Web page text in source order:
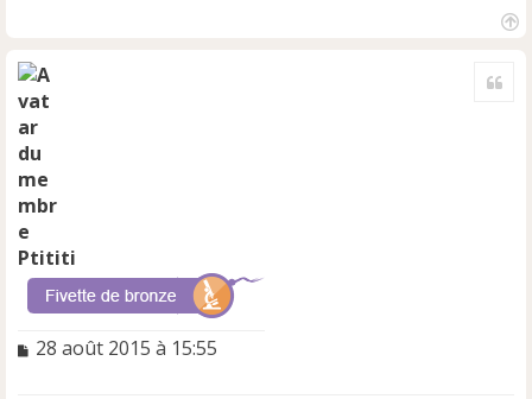
Ptititi
M
28 août 2015 à 15:55